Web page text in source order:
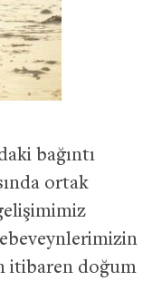
bağıntı
ortak
itibaren doğum